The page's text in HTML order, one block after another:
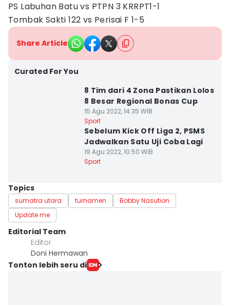
PS Labuhan Batu vs PTPN 3 KRRPT1-1
Tombak Sakti 122 vs Perisai F 1-5
Share Article
Curated For You
8 Tim dari 4 Zona Pastikan Lolos
8 Besar Regional Bonas Cup
15 Agu 2022, 14:35 WIB
Sport
Sebelum Kick Off Liga 2, PSMS
Jadwalkan Satu Uji Coba Lagi
19 Agu 2022, 10:50 WIB
Sport
Topics
sumatra utara turnamen
Bobby Nasution
Update me
Editorial Team
Editor
Doni Hermawan
Tonton lebih seru di